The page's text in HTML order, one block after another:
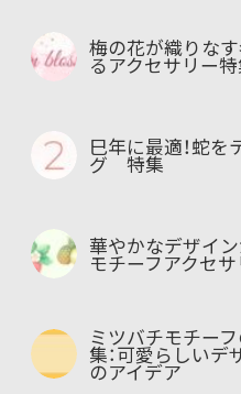
梅の花が織りなす
るアクセサリー
巳年に最適！蛇
グ 特集
華やかなデザイ
モチーフアクセ
ミツバチモチー
集：可愛らしいデ
のアイデア